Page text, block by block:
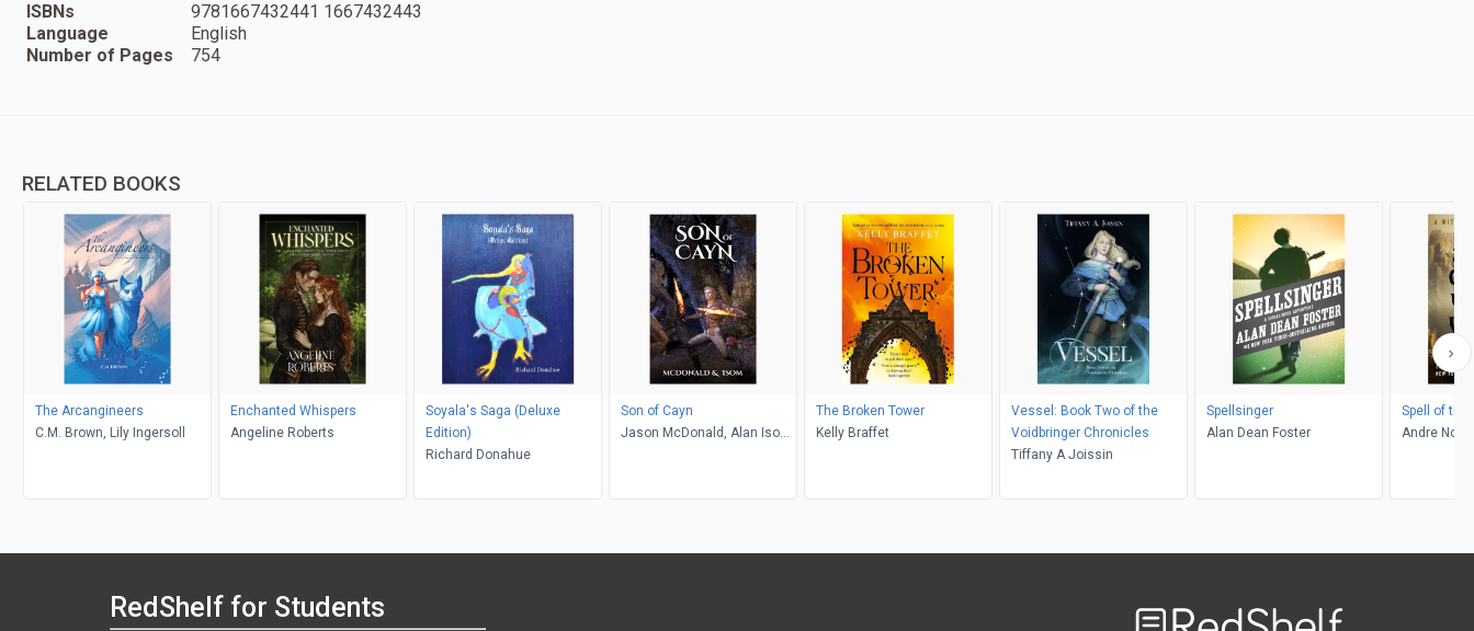
ISBNs
9781667432441 1667432443
Language
English
Number of Pages
754
RELATED BOOKS
The Arcangineers
C.M. Brown, Lily Ingersoll
Enchanted Whispers
Angeline Roberts
Soyala's Saga (Deluxe
Edition)
Richard Donahue
Son of Cayn
Jason McDonald, Alan Isom,
The Broken Tower
Kelly Braffet
Vessel: Book Two of the
Voidbringer Chronicles
Tiffany A Joissin
Spellsinger
Alan Dean Foster
Spell of the
Andre
RedShelf for Students